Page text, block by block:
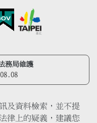
務局維護
及資料檢索，並不提
律上的疑義，建議您